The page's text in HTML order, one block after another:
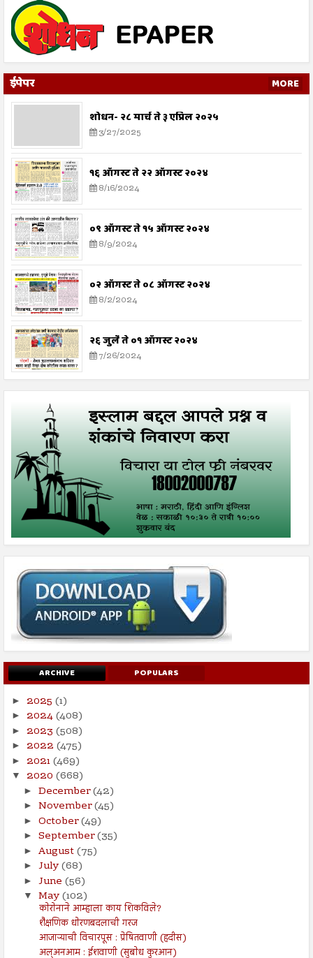
ईपेपर MORE
शोधन- २८ मार्च ते ३ एप्रिल २०२५
3/27/2025
१६ ऑगस्ट ते २२ ऑगस्ट २०२४
8/16/2024
०९ ऑगस्ट ते १५ ऑगस्ट २०२४
8/9/2024
०२ ऑगस्ट ते ०८ ऑगस्ट २०२४
8/2/2024
२६ जुलै ते ०१ ऑगस्ट २०२४
7/26/2024
ARCHIVE POPULARS
► 2025 (1)
► 2024(408)
► 2023 (508)
► 2022 (475)
► 2021(469)
▼ 2020 (668)
► December(42)
► November(45)
► October(49)
► September(35)
► August(75)
► July(68)
► June (56)
▼ May(102)
कोरोनाने आम्हाला काय शिकविले?
शैक्षणिक धोरणबदलाची गरज
आजाऱ्याची विचारपूस : प्रेषितवाणी (हदीस)
अल्अनआम : ईशवाणी (सुबोध कुरआन)